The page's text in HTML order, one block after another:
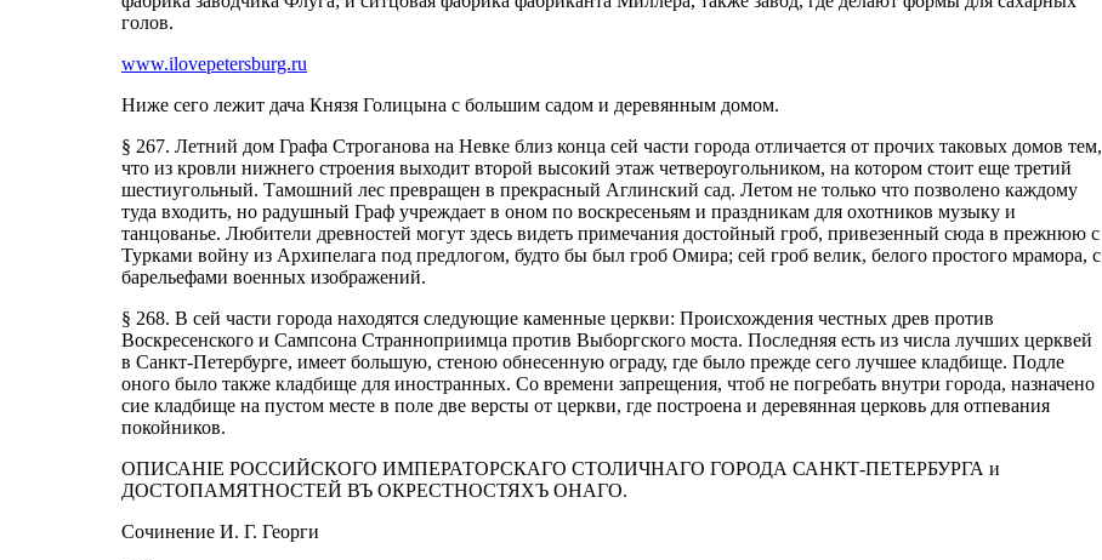
голов.
www.ilovepetersburg.ru
Ниже сего лежит дача Князя Голицына с большим садом и деревянным домом.
§ 267. Летний дом Графа Строганова на Невке близ конца сей части города отличается от прочих таковых домов тем,
что из кровли нижнего строения выходит второй высокий этаж четвероугольником, на котором стоит еще третий
шестиугольный. Тамошний лес превращен в прекрасный Аглинский сад. Летом не только что позволено каждому
туда входить, но радушный Граф учреждает в оном по воскресеньям и праздникам для охотников музыку и
танцованье. Любители древностей могут здесь видеть примечания достойный гроб, привезенный сюда в прежнюю с
Турками войну из Архипелага под предлогом, будто бы был гроб Омира; сей гроб велик, белого простого мрамора, с
барельефами военных изображений.
§ 268. В сей части города находятся следующие каменные церкви: Происхождения честных древ против
Воскресенского и Сампсона Странноприимца против Выборгского моста. Последняя есть из числа лучших церквей
в Санкт-Петербурге, имеет большую, стеною обнесенную ограду, где было прежде сего лучшее кладбище. Подле
оного было также кладбище для иностранных. Со времени запрещения, чтоб не погребать внутри города, назначено
сие кладбище на пустом месте в поле две версты от церкви, где построена и деревянная церковь для отпевания
покойников.
ОПИСАНIЕ РОССИЙСКОГО ИМПЕРАТОРСКАГО СТОЛИЧНАГО ГОРОДА САНКТ-ПЕТЕРБУРГА и
ДОСТОПАМЯТНОСТЕЙ ВЪ ОКРЕСТНОСТЯХЪ ОНАГО.
Сочинение И. Г. Георги